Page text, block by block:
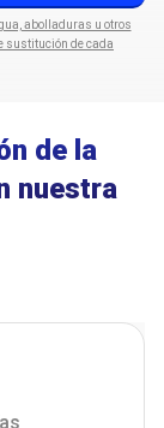
abolladuras u otros
sustitución de cada
de la
nuestra